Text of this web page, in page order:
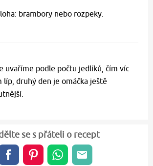
brambory nebo rozpeky.
uvaříme podle počtu jedlíků, čím víc
líp, druhý den je omáčka ještě
se s přáteli o recept